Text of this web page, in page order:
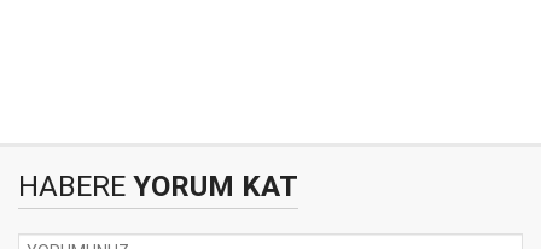
HABERE YORUM KAT